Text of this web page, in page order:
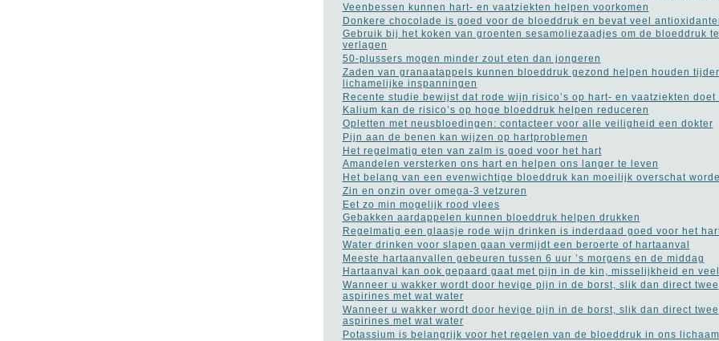
Veenbessen kunnen hart- en vaatziekten helpen voorkomen
Donkere chocolade is goed voor de bloeddruk en bevat veel
Gebruik bij het koken van groenten sesamoliezaadjes om de bloeddruk te
verlagen
50-plussers mogen minder zout eten dan jongeren
Zaden van granaatappels kunnen bloeddruk gezond helpen houden
lichamelijke inspanningen
Recente studie bewijst dat rode wijn risico’s op hart- en vaatziekten doet
Kalium kan de risico’s op hoge bloeddruk helpen reduceren
Opletten met neusbloedingen: contacteer voor alle veiligheid een dokter
Pijn aan de benen kan wijzen op hartproblemen
Het regelmatig eten van zalm is goed voor het hart
Amandelen versterken ons hart en helpen ons langer te leven
Het belang van een evenwichtige bloeddruk kan moeilijk overschat
Zin en onzin over omega-3 vetzuren
Eet zo min mogelijk rood vlees
Gebakken aardappelen kunnen bloeddruk helpen drukken
Regelmatig een glaasje rode wijn drinken is inderdaad goed voor het
Water drinken voor slapen gaan vermijdt een beroerte of hartaanval
Meeste hartaanvallen gebeuren tussen 6 uur ’s morgens en de middag
Hartaanval kan ook gepaard gaat met pijn in de kin, misselijkheid en
Wanneer u wakker wordt door hevige pijn in de borst, slik dan direct twee
aspirines met wat water
Wanneer u wakker wordt door hevige pijn in de borst, slik dan direct twee
aspirines met wat water
Potassium is belangrijk voor het regelen van de bloeddruk in ons lichaam